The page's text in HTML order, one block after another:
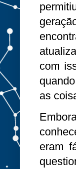
com
as
eram